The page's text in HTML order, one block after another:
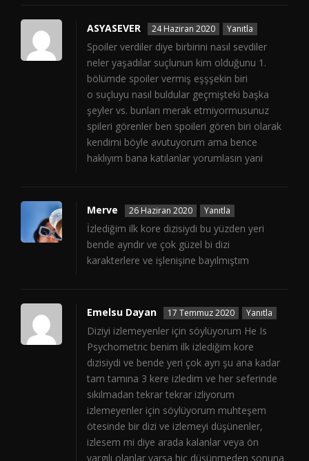
ASYASEVER 24 Haziran 2020 Yanıtla
Spoiler verdiler diye birbirini nasıl sevdiler
neler yaşadılar suçlunun kim olduğunu 1.
bölümde spoiler vermiş eşşşekin biri
o suçluyu nasıl buldular geçmişteki başka
şeyler vs. bunları merak etmiyormusunuz
spileri görenler ben spoileri gören biri olarak
kendimi böyle avutuyorum ama bence
haklıyım bana katılanlar yorumlasın yani
Merve 26 Haziran 2020 Yanıtla
İzlediğim ilk kore dizisiydi bu yüzden yeri
bende ayrıdır ve çok güzel bi dizi
karakterlere ve işlenişine bayılmıştım
Emelsu Dayan 17 Temmuz 2020 Yanıtla
Diziyi izlemeyenler için söylüyorum He Is
Psychometric benim ilk izlediğim kore
dizisiydi ve bende yeri çok ayrı şu ana kadar
tam tamına 3 kere izledim ve her seferinde
sıkılmadan tekrar tekrar izliyorum
izlemeyenler için söylüyorum muhteşem
ötesinde bir dizi ve izlemeyi düşünenler,
izlesem mi diye arada kalanlar veya ön
yargılı olanlar varsa hiç düşünmeden sonuna